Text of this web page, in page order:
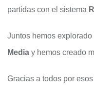
partidas con el sistema
Juntos hemos
Media y hemos creado
Gracias a todos por